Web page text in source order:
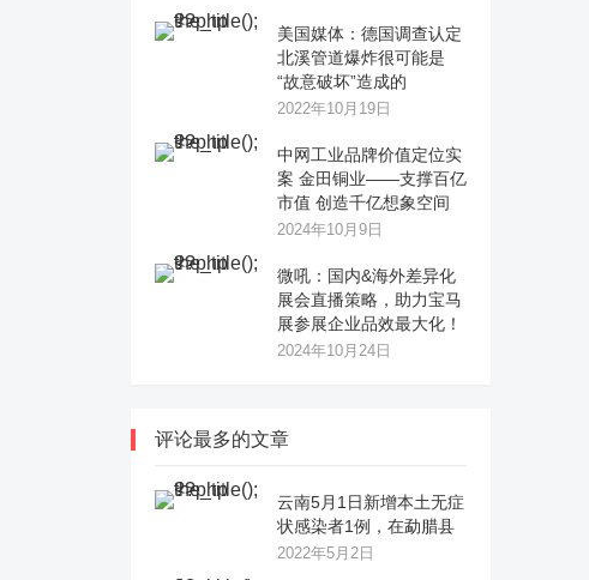
美国媒体：德国调查认定
北溪管道爆炸很可能是
“故意破坏”造成的
2022年10月19日
中网工业品牌价值定位实
案 金田铜业——支撑百亿
市值 创造千亿想象空间
2024年10月9日
微吼：国内&海外差异化
展会直播策略，助力宝马
展参展企业品效最大化！
2024年10月24日
评论最多的文章
云南5月1日新增本土无症
状感染者1例，在勐腊县
2022年5月2日